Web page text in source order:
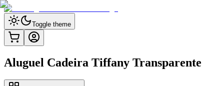
Toggle theme
Aluguel Cadeira Tiffany Transparente